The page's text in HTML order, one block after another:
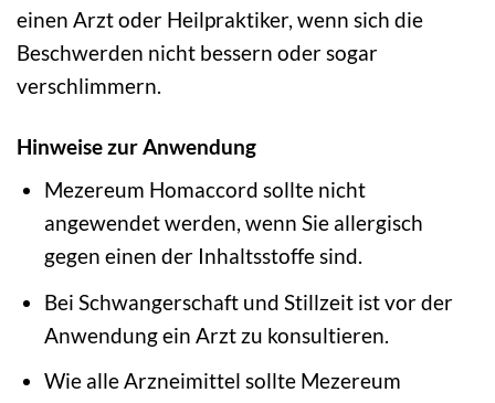
einen Arzt oder Heilpraktiker, wenn sich die
Beschwerden nicht bessern oder sogar
verschlimmern.
Hinweise zur Anwendung
Mezereum Homaccord sollte nicht
angewendet werden, wenn Sie allergisch
gegen einen der Inhaltsstoffe sind.
Bei Schwangerschaft und Stillzeit ist vor der
Anwendung ein Arzt zu konsultieren.
Wie alle Arzneimittel sollte Mezereum